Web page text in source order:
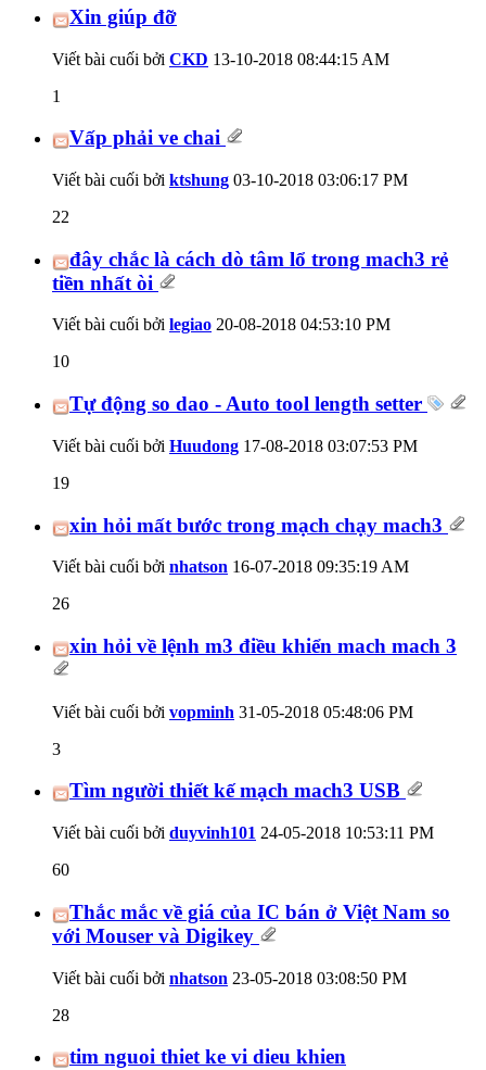
Xin giúp đỡ
Viết bài cuối bởi CKD 13-10-2018 08:44:15 AM
1
Vấp phải ve chai
Viết bài cuối bởi ktshung 03-10-2018 03:06:17 PM
22
đây chắc là cách dò tâm lổ trong mach3 rẻ
tiền nhất òi
Viết bài cuối bởi legiao 20-08-2018 04:53:10 PM
10
Tự động so dao - Auto tool length setter
Viết bài cuối bởi Huudong 17-08-2018 03:07:53 PM
19
xin hỏi mất bước trong mạch chạy mach3
Viết bài cuối bởi nhatson 16-07-2018 09:35:19 AM
26
xin hỏi về lệnh m3 điều khiển mach mach 3
Viết bài cuối bởi vopminh 31-05-2018 05:48:06 PM
3
Tìm người thiết kế mạch mach3 USB
Viết bài cuối bởi duyvinh101 24-05-2018 10:53:11 PM
60
Thắc mắc về giá của IC bán ở Việt Nam so
với Mouser và Digikey
Viết bài cuối bởi nhatson 23-05-2018 03:08:50 PM
28
tim nguoi thiet ke vi dieu khien